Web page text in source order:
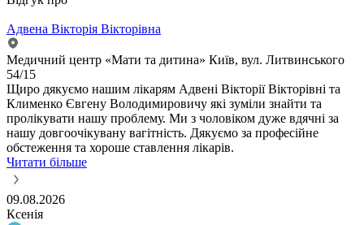
Адвена Вікторія Вікторівна
Медичний центр «Мати та дитина» Київ, вул. Литвинського
54/15
Щиро дякуємо нашим лікарям Адвені Вікторії Вікторівні та
Клименко Євгену Володимировичу які зуміли знайти та
пролікувати нашу проблему. Ми з чоловіком дуже вдячні за
нашу довгоочікувану вагітність. Дякуємо за професійне
обстеження та хороше ставлення лікарів.
Читати більше
09.08.2026
Ксенія